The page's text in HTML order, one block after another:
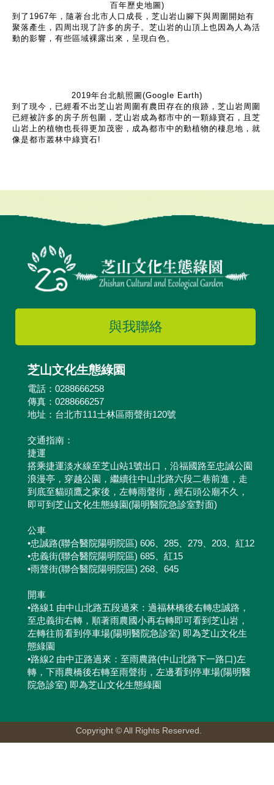
百年歷史地圖)
到了1967年，隨著台北市人口成長，芝山岩山腳下與周圍開始有
聚落產生，四周出現了許多的房子。芝山岩的山頂上也因為人為活
動的影響，有些區域裸露出來，呈現白色。
2019年台北航照圖(Google Earth)
到了現今，已經看不出芝山岩周圍有農田存在的痕跡，芝山岩周圍
已經被許多的房子所包圍，芝山岩成為都市中的一顆綠寶石，且芝
山岩上的植物也長得更加茂密，成為都市中的動植物的棲息地，就
像是都市叢林中綠寶石!
與我聯絡
芝山文化生態綠園
電話：0288666258
傳真：0288666257
地址：台北市111士林區雨聲街120號
交通指南：
捷運
搭乘捷運淡水線至芝山站1號出口，沿福國路至忠誠公園
浪漫亭，穿越公園，繼續往中山北路六段二巷前進，走
到底至貓頭鷹之家後，左轉雨聲街，經石頭公廟不久，
即可到芝山文化生態綠園(陽明醫院急診室對面)
公車
•忠誠路(聯合醫院陽明院區) 606、285、279、203、紅12
•忠義街(聯合醫院陽明院區) 685、紅15
•雨聲街(聯合醫院陽明院區) 268、645
開車
•路線1 由中山北路五段過來：過福林橋後右轉忠誠路，
至忠義街右轉，順著雨農國小再右轉即可看到芝山岩，
左轉往前看到停車場(陽明醫院急診室) 即為芝山文化生
態綠園
•路線2 由中正路過來：至雨農路(中山北路下一路口)左
轉，下雨農橋後右轉至雨聲街，左邊看到停車場(陽明醫
院急診室) 即為芝山文化生態綠園
Copyright © All Rights Reserved.